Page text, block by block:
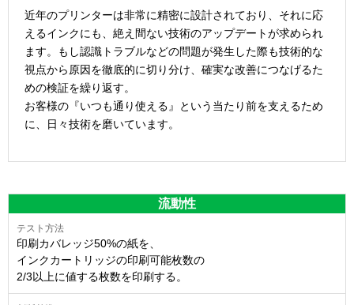
近年のプリンターは非常に精密に設計されており、それに応
えるインクにも、絶え間ない技術のアップデートが求められ
ます。もし認識トラブルなどの問題が発生した際も技術的な
視点から原因を徹底的に切り分け、確実な改善につなげるた
めの検証を繰り返す。
お客様の『いつも通り使える』という当たり前を支えるため
に、日々技術を磨いています。
流動性
印刷カバレッジ50%の紙を、
インクカートリッジの印刷可能枚数の
2/3以上に値する枚数を印刷する。